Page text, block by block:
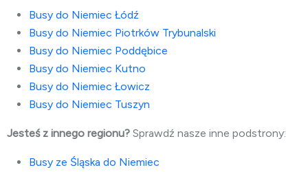
Busy do Niemiec Łódź
Busy do Niemiec Piotrków Trybunalski
Busy do Niemiec Poddębice
Busy do Niemiec Kutno
Busy do Niemiec Łowicz
Busy do Niemiec Tuszyn
Jesteś z innego regionu? Sprawdź nasze inne podstrony:
Busy ze Śląska do Niemiec